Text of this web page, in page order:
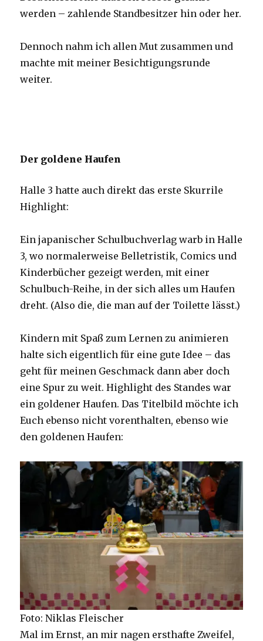
werden – zahlende Standbesitzer hin oder her.
Dennoch nahm ich allen Mut zusammen und
machte mit meiner Besichtigungsrunde
weiter.
Der goldene Haufen
Halle 3 hatte auch direkt das erste Skurrile
Highlight:
Ein japanischer Schulbuchverlag warb in Halle
3, wo normalerweise Belletristik, Comics und
Kinderbücher gezeigt werden, mit einer
Schulbuch-Reihe, in der sich alles um Haufen
dreht. (Also die, die man auf der Toilette lässt.)
Kindern mit Spaß zum Lernen zu animieren
halte sich eigentlich für eine gute Idee – das
geht für meinen Geschmack dann aber doch
eine Spur zu weit. Highlight des Standes war
ein goldener Haufen. Das Titelbild möchte ich
Euch ebenso nicht vorenthalten, ebenso wie
den goldenen Haufen:
Foto: Niklas Fleischer
Mal im Ernst, an mir nagen ersthafte Zweifel,